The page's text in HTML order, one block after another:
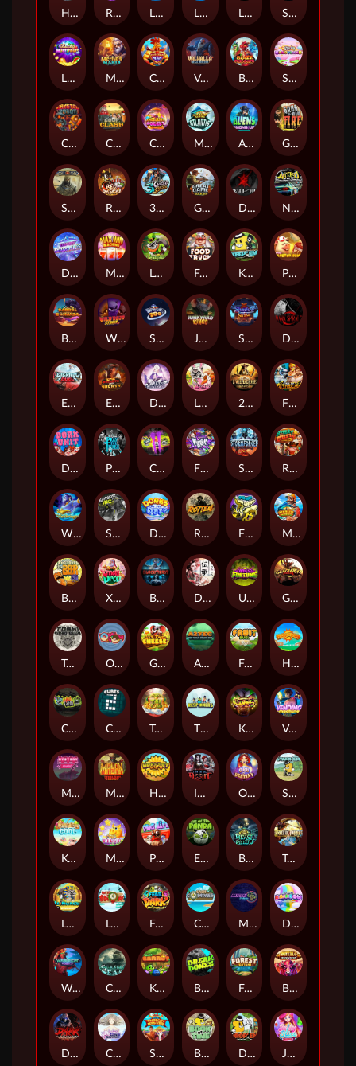
Hand of Anubis Rise of Fortuna LE FOOTBALL FAN LE HOOLIGAN Life and Death Shadow Treasure
Lucky Multifruit Merlin's Mania Chicken Man Valhalla: Wild Winter Blaze Buddies Sticky Candyland
Crystal Robot Coop Clash Chocolate Rocket Marlin Masters Atlantis Aliens Among Us Grug Make Fire
Sand and Ashes Red Rascal™ 3 Cursed Chests™ Great Game Rockies Death Becomes You Nitro Nights
Dandy Diamonds Max Win Machine Le Prechaun Fred's Food Truck Keep 'em Piggy Cluster Hunt
Barrel Bonanza Wild Dojo Strike Space Zoo Junkyard Kings Shadow Strike Dark Spiral
Eternal Duel EPIC BULLETS & BOUNTY Dusk Princess Le Bunny 2 Wild 2 Die Fist Of Destruction
Dork Unit Pray for Three Chaos Crew 2 Fighter Pit Stormforged Rusty & Curly
Wishbringer Slayers Inc Dorks of The Deep Rotten FRKN Bananas Marlin Master
Benny The Beer Xmas Drop Bloodthirst Densho Undead Fortune Gladiator Legends
Toshi Video Club OmNom Get The Cheese Aztec Twist Fruit Duel Hop'n'Pop
Chaos Crew Cubes 2 Tai The Toad The Respinners Klowns Vending Machine
Mystery Motel Mayan Stackways Harvest Wilds Immortal Desire Orb of Destiny Stack'em
Keep 'em Cool Magic Piggy Pug Life Eye of the Panda Beast Below Temple of Torment
Le Pharaoh Let It Snow Fear the Dark Cash Compass Miami Multiplier Double Rainbow
Warrior Ways Cursed Seas King Carrot Break Bones Forest Fortune Buffalo Stack'n'Sync
Dark Summoning Cloud Princess Shaolin Master Book of Time Drop'em Jelly Slice